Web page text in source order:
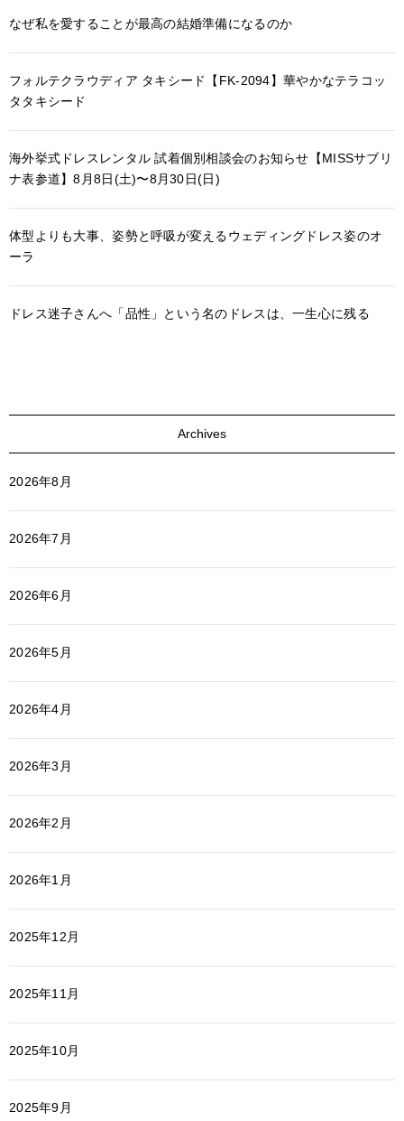
なぜ私を愛することが最高の結婚準備になるのか
フォルテクラウディア タキシード【FK-2094】華やかなテラコッ
タタキシード
海外挙式ドレスレンタル 試着個別相談会のお知らせ【MISSサブリ
ナ表参道】8月8日(土)〜8月30日(日)
体型よりも大事、姿勢と呼吸が変えるウェディングドレス姿のオ
ーラ
ドレス迷子さんへ「品性」という名のドレスは、一生心に残る
Archives
2026年8月
2026年7月
2026年6月
2026年5月
2026年4月
2026年3月
2026年2月
2026年1月
2025年12月
2025年11月
2025年10月
2025年9月